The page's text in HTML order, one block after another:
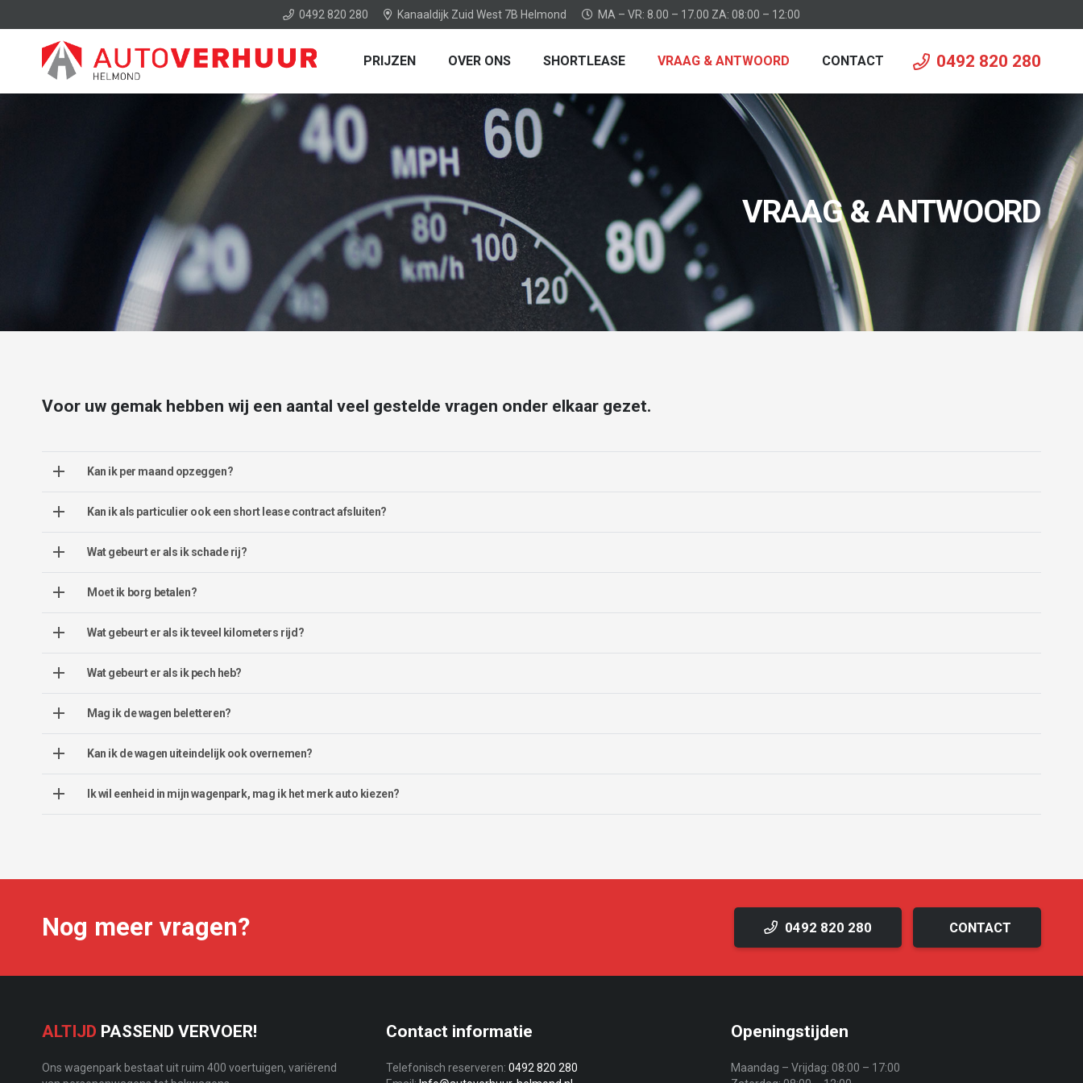
0492 820 280 Kanaaldijk Zuid West 7B Helmond MA – VR: 8.00 – 17.00 ZA: 08:00 – 12:00
PRIJZEN OVER ONS SHORTLEASE VRAAG & ANTWOORD CONTACT 0492 820 280
VRAAG & ANTWOORD
Voor uw gemak hebben wij een aantal veel gestelde vragen onder elkaar gezet.
Kan ik per maand opzeggen?
Kan ik als particulier ook een short lease contract afsluiten?
Wat gebeurt er als ik schade rij?
Moet ik borg betalen?
Wat gebeurt er als ik teveel kilometers rijd?
Wat gebeurt er als ik pech heb?
Mag ik de wagen beletteren?
Kan ik de wagen uiteindelijk ook overnemen?
Ik wil eenheid in mijn wagenpark, mag ik het merk auto kiezen?
Nog meer vragen? 0492 820 280 CONTACT
ALTIJD PASSEND VERVOER!
Ons wagenpark bestaat uit ruim 400 voertuigen, variërend
Contact informatie
Telefonisch reserveren: 0492 820 280
Openingstijden
Maandag – Vrijdag: 08:00 – 17:00